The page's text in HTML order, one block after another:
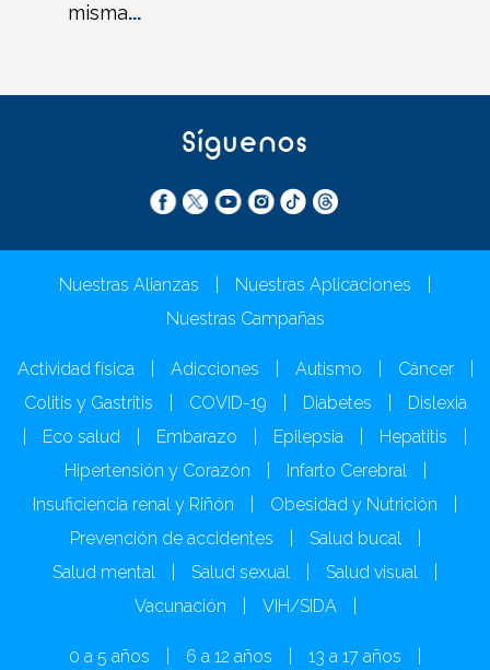
misma...
Síguenos
Nuestras Alianzas Nuestras Aplicaciones
Nuestras Campañas
Actividad física Adicciones Autismo Cáncer
Colitis y Gastritis
COVID-19 Diabetes
Dislexia
Eco salud Embarazo Epilepsia Hepatitis
Hipertensión y Corazón
Infarto Cerebral
Insuficiencia renal y Riñón
Obesidad y Nutrición
Prevención de accidentes
Salud bucal
Salud mental
Salud sexual Salud visual
Vacunación
VIH/SIDA
0 a 5 años 6 a 12 años 13 a 17 años